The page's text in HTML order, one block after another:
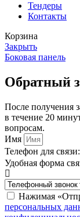
Тендеры
Контакты
Корзина
Закрыть
Боковая панель
Обратный
После получения
в течение 20
вопросам.
Имя
Телефон для связи:
Удобная форма
Нажимая
персональных